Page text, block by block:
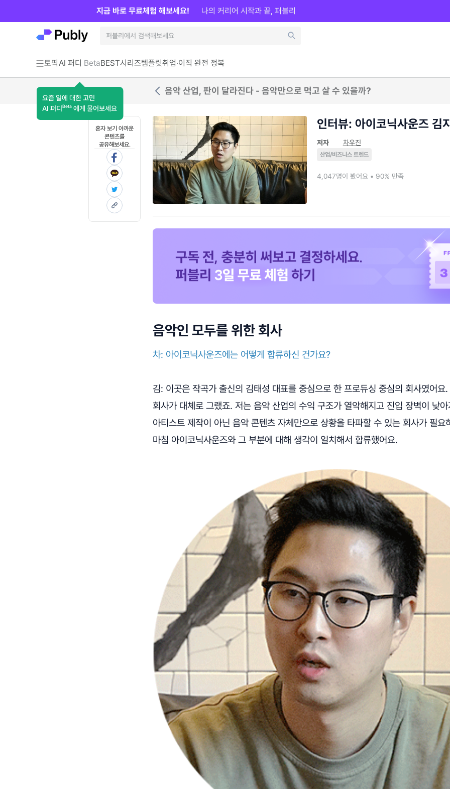
토픽AI 퍼디 Beta
요즘 일에 대한 고민
AI 퍼디 Beta 에게 물어보세요
BEST시리즈템플릿취업·이직 완전 정복
지금 바로 무료체험 해보세요! 나의 커리어 시작과 끝, 퍼블리
음악 산업, 판이 달라진다 - 음악만으로 먹고 살 수 있을까?
혼자 보기 아까운
콘텐츠를
공유해보세요.
인터뷰: 아이코닉사운즈 김
저자 차우진
산업/비즈니스 트렌드
4,047명이 봤어요 • 90% 만족
음악인 모두를 위한 회사
차: 아이코닉사운즈에는 어떻게 합류하신 건가요?
김: 이곳은 작곡가 출신의 김태성 대표를 중심으로 한 프로듀싱 중심의 회사였어요
회사가 대체로 그랬죠. 저는 음악 산업의 수익 구조가 열악해지고 진입 장벽이 낮
아티스트 제작이 아닌 음악 콘텐츠 자체만으로 상황을 타파할 수 있는 회사가 필요
마침 아이코닉사운즈와 그 부분에 대해 생각이 일치해서 합류했어요.